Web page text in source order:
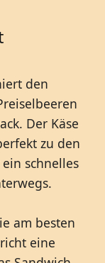
den
Der Käse
zu den
schnelles
am besten
eine